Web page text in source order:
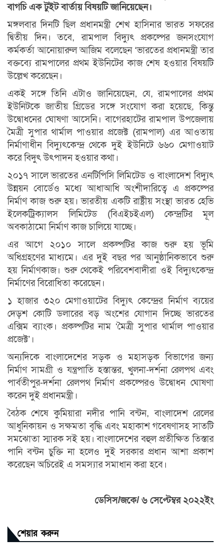
বাগচি এক টুইট বার্তায় বিষয়টি জানিয়েছেন।
মঙ্গলবার দিনটি ছিল প্রধানমন্ত্রী শেখ হাসিনার ভারত সফরের
দ্বিতীয় দিন। তবে, রামপাল বিদ্যুৎ প্রকল্পের জনসংযোগ
কর্মকর্তা আনোয়ারুল আজিম বলেছেন ‘ভারতের প্রধানমন্ত্রী তার
বক্তব্যে রামপালের প্রথম ইউনিটের কাজ শেষ হওয়ার বিষয়টি
উল্লেখ করেছেন।
একই সঙ্গে তিনি এটাও জানিয়েছেন, যে, রামপালের প্রথম
ইউনিটকে জাতীয় গ্রিডের সঙ্গে সংযোগ করা হয়েছে, কিন্তু
উদ্বোধনের ঘোষণা আসেনি। বাগেরহাটের রামপাল উপজেলায়
মৈত্রী সুপার থার্মাল পাওয়ার প্রজেক্ট (রামপাল) এর আওতায়
নির্মাণাধীন বিদ্যুৎকেন্দ্র থেকে দুই ইউনিটে ৬৬০ মেগাওয়াট
করে বিদুৎ উৎপাদন হওয়ার কথা।
২০১৭ সালে ভারতের এনটিপিসি লিমিটেড ও বাংলাদেশ বিদ্যুৎ
উন্নয়ন বোর্ডেও মধ্যে আধাআধি অংশীদারিত্বে এ প্রকল্পের
নির্মাণ কাজ শুরু হয়। ভারতীয় একটি রাষ্ট্রীয় সংস্থা ভারত হেভি
ইলেকট্রিক্যালস লিমিটেড (বিএইচইএল) কেন্দ্রটির মূল
অবকাঠামো নির্মাণ কাজ চালিয়ে যাচ্ছে।
এর আগে ২০১০ সালে প্রকল্পটির কাজ শুরু হয় ভূমি
অধিগ্রহণের মাধ্যমে। এর দুই বছর পর আনুষ্ঠানিকভাবে শুরু
হয় নির্মাণকাজ। শুরু থেকেই পরিবেশবাদীরা ওই বিদ্যুৎকেন্দ্র
নির্মাণের বিরোধিতা করেছেন।
১ হাজার ৩২০ মেগাওয়াটের বিদ্যুৎ কেন্দ্রের নির্মাণ ব্যয়ের
দেড়শ কোটি ডলারের বড় অংশের যোগান দিচ্ছে ভারতের
এক্সিম ব্যাংক। প্রকল্পটির নাম ‘মৈত্রী সুপার থার্মাল পাওয়ার
প্রজেক্ট’।
অন্যদিকে বাংলাদেশের সড়ক ও মহাসড়ক বিভাগের জন্য
নির্মাণ সামগ্রী ও যন্ত্রপাতি হস্তান্তর, খুলনা-দর্শনা রেলপথ এবং
পার্বতীপুর-দর্শনা রেলপথ নির্মাণ প্রকল্পেরও উদ্বোধন ঘোষণা
করেন দুই প্রধানমন্ত্রী।
বৈঠক শেষে কুমিয়ারা নদীর পানি বন্টন, বাংলাদেশ রেলের
আধুনিকায়ন ও সক্ষমতা বৃদ্ধি এবং মহাকাশ গবেষণাসহ সাতটি
সমঝোতা স্মারক সই হয়। বাংলাদেশের বহুল প্রতীক্ষিত তিস্তার
পানি বন্টন চুক্তি না হলেও দুই সরকার প্রধান আশা প্রকাশ
করেছেন অচিরেই এ সমস্যার সমাধান করা হবে।
ডেসিস/জকে/ ৬ সেপ্টেম্বর ২০২২ইং
শেয়ার করুন